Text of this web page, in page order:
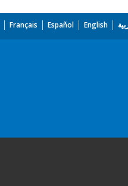
English
Español
Français